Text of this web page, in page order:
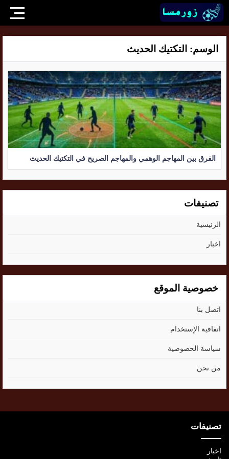
الوسم: التكتيك الحديث
الفرق بين المهاجم الوهمي والمهاجم الصريح في التكتيك الحديث
تصنيفات
الرئيسية
اخبار
خصوصية الموقع
اتصل بنا
اتفاقية الإستخدام
سياسة الخصوصية
من نحن
تصنيفات
اخبار